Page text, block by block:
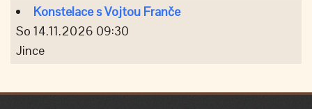
Konstelace s Vojtou Franče
So 14.11.2026 09:30
Jince